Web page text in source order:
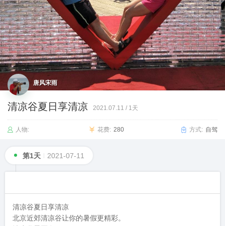
唐风宋雨
清凉谷夏日享清凉 2021.07.11 / 1天
人物: 花费: 280 方式: 自驾
第1天 2021-07-11
清凉谷夏日享清凉
北京近郊清凉谷让你的暑假更精彩。